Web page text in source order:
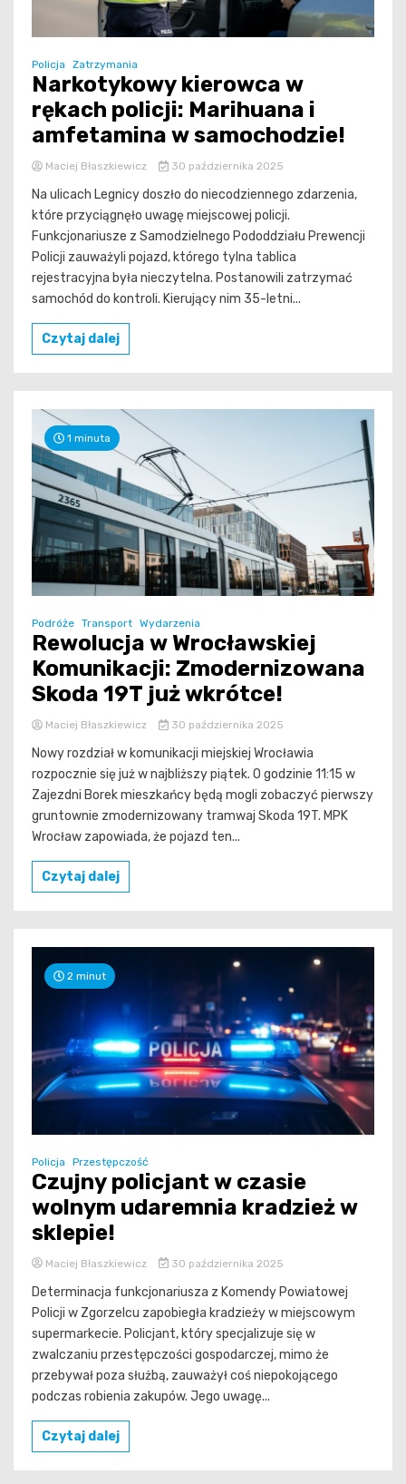
Policja Zatrzymania
Narkotykowy kierowca w
rękach policji: Marihuana i
amfetamina w samochodzie!
Maciej Błaszkiewicz 30 października 2025
Na ulicach Legnicy doszło do niecodziennego zdarzenia,
które przyciągnęło uwagę miejscowej policji.
Funkcjonariusze z Samodzielnego Pododdziału Prewencji
Policji zauważyli pojazd, którego tylna tablica
rejestracyjna była nieczytelna. Postanowili zatrzymać
samochód do kontroli. Kierujący nim 35-letni...
Czytaj dalej
1 minuta
Podróże Transport Wydarzenia
Rewolucja w Wrocławskiej
Komunikacji: Zmodernizowana
Skoda 19T już wkrótce!
Maciej Błaszkiewicz 30 października 2025
Nowy rozdział w komunikacji miejskiej Wrocławia
rozpocznie się już w najbliższy piątek. O godzinie 11:15 w
Zajezdni Borek mieszkańcy będą mogli zobaczyć pierwszy
gruntownie zmodernizowany tramwaj Skoda 19T. MPK
Wrocław zapowiada, że pojazd ten...
Czytaj dalej
2 minut
Policja Przestępczość
Czujny policjant w czasie
wolnym udaremnia kradzież w
sklepie!
Maciej Błaszkiewicz 30 października 2025
Determinacja funkcjonariusza z Komendy Powiatowej
Policji w Zgorzelcu zapobiegła kradzieży w miejscowym
supermarkecie. Policjant, który specjalizuje się w
zwalczaniu przestępczości gospodarczej, mimo że
przebywał poza służbą, zauważył coś niepokojącego
podczas robienia zakupów. Jego uwagę...
Czytaj dalej